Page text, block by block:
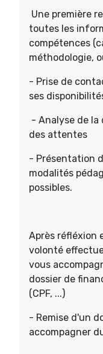
Une première
toutes les
compétences
méthodologie,
- Prise de
ses
- Analyse de la
des attentes
- Présentation
modalités
possibles.
Après réfléxion
volonté
vous
dossier de
(CPF, ...)
- Remise d'un
accompagner